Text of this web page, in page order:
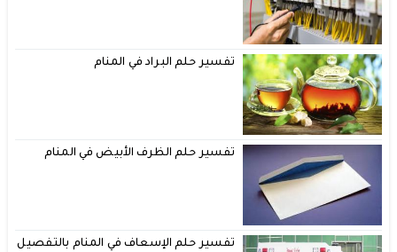
تفسير حلم البراد في المنام
تفسير حلم الظرف الأبيض في المنام
تفسير حلم الإسعاف في المنام بالتفصيل